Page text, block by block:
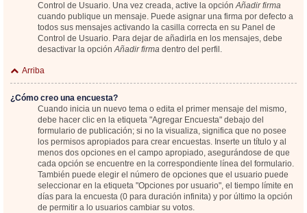
Control de Usuario. Una vez creada, active la opciónAñadir firma
cuando publique un mensaje. Puede asignar una firma por defecto a
todos sus mensajes activando la casilla correcta en su Panel de
Control de Usuario. Para dejar de añadirla en los mensajes, debe
desactivar la opciónAñadir firma dentro del perfil.
Arriba
¿Cómo creo una encuesta?
Cuando inicia un nuevo tema o edita el primer mensaje del mismo,
debe hacer clic en la etiqueta "Agregar Encuesta" debajo del
formulario de publicación; si no la visualiza, significa que no posee
los permisos apropiados para crear encuestas. Inserte un título y al
menos dos opciones en el campo apropiado, asegurándose de que
cada opción se encuentre en la correspondiente línea del formulario.
También puede elegir el número de opciones que el usuario puede
seleccionar en la etiqueta "Opciones por usuario", el tiempo límite en
días para la encuesta (0 para duración infinita) y por último la opción
de permitir a lo usuarios cambiar su votos.